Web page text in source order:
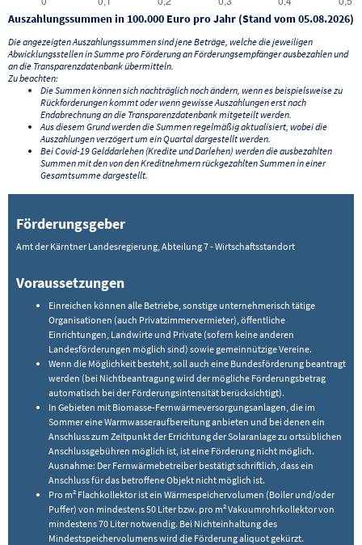
Auszahlungssummen in 100.000 Euro pro Jahr (Stand vom 05.08.2026)
Die angezeigten Auszahlungssummen sind jene Beträge, welche die jeweiligen
Abwicklungsstellen in Summe pro Förderung an Förderungsempfänger ausbezahlen und
an die Transparenzdatenbank übermitteln.
Zu beachten:
Die Summen können sich nachträglich noch ändern, wenn es beispielsweise zu
Rückforderungen kommt oder wenn gewisse Auszahlungen erst nach
Endabrechnung an die Transparenzdatenbank mitgeteilt werden.
Aus diesem Grund werden die Summen regelmäßig aktualisiert, wobei die
Auszahlungen verzögert um ein Quartal dargestellt werden.
Bei Covid-19 Gelddarlehen (Kredite und Darlehen) werden die ausbezahlten
Summen mit den von den Kreditnehmern rückgezahlten Summen in einer
Gesamtsumme dargestellt.
Förderungsgeber
Amt der Kärntner Landesregierung, Abteilung 7 - Wirtschaftsstandort
Voraussetzungen
Einreichen können alle Betriebe, sonstige unternehmerisch tätige
Organisationen (auch Privatzimmervermieter), öffentliche
Einrichtungen, Landwirte und Private (sofern keine anderen
Landesförderungen möglich sind) sowie gemeinnützige Vereine.
Wenn die Möglichkeit besteht, soll auch eine Bundesförderung beantragt
werden (bei Nichtbeantragung wird der mögliche Förderungsbetrag
automatisch bei der Förderungsintensität berücksichtigt).
In Gebieten mit Biomasse-Fernwärmeversorgungsanlagen, die im
Sommer eine Warmwasseraufbereitung anbieten und bei denen ein
Anschluss zum Zeitpunkt der Errichtung der Solaranlage zu ortsüblichen
Anschlussgebühren möglich ist, ist eine Förderung nicht möglich.
Ausnahme: Der Fernwärmebetreiber bestätigt schriftlich, dass ein
Anschluss für das betroffene Objekt nicht möglich ist.
Pro m² Flachkollektor ist ein Wärmespeichervolumen (Boiler und/oder
Puffer) von mindestens 50 Liter bzw. pro m² Vakuumrohrkollektor von
mindestens 70 Liter notwendig. Bei Nichteinhaltung des
Mindestspeichervolumens wird die Förderung aliquot gekürzt.